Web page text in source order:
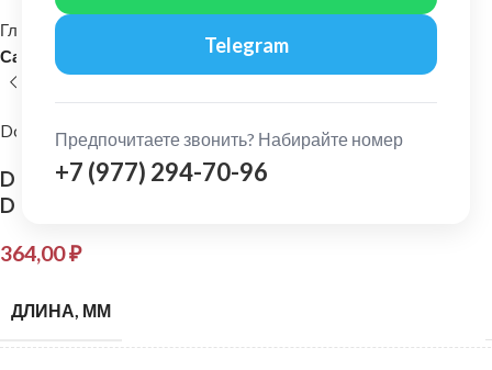
Telegram
Предпочитаете звонить? Набирайте номер
+7 (977) 294-70-96
Главная
Сайдинг-панели виниловые
Docke
Docke: PREMIUM Сайдинг Корабельный брус
D4.5D Крем-брюле
364,00₽
ДЛИНА, ММ